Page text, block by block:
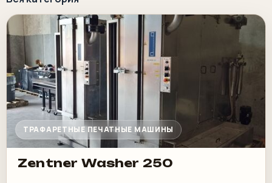
ТРАФАРЕТНЫЕ ПЕЧАТНЫЕ МАШИНЫ
Zentner Washer 250